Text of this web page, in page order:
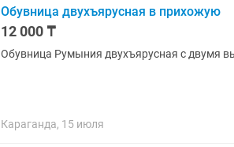
Обувница двухъярусная в прихожую
12 000 ₸
Обувница Румыния двухъярусная с двумя
Караганда, 15 июля